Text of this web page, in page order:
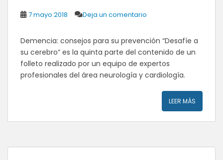
7 mayo 2018 Deja un comentario
Demencia: consejos para su prevención “Desafíe a
su cerebro” es la quinta parte del contenido de un
folleto realizado por un equipo de expertos
profesionales del área neurología y cardiología.
LEER MÁS